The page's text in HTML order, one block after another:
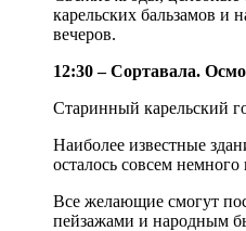
карельских бальзамов и
вечеров.
12:30 – Сортавала.
Старинный карельский
Наиболее известные
осталось совсем
Все желающие смогут
пейзажами и народным